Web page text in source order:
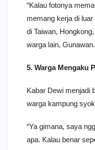
“Kalau fotonya
memang kerja di
di Taiwan,
warga lain, Gunawan.
5. Warga Mengaku
Kabar Dewi menjadi
warga kampung
“Ya gimana, saya
apa. Kalau benar